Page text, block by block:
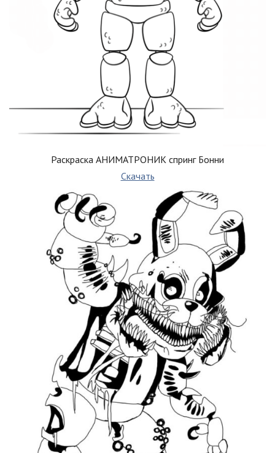
Раскраска АНИМАТРОНИК спринг Бонни
Скачать